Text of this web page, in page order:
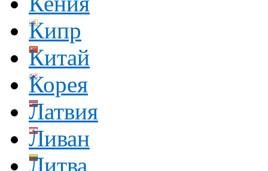
Кипр
Китай
Корея
Латвия
Ливан
Литва